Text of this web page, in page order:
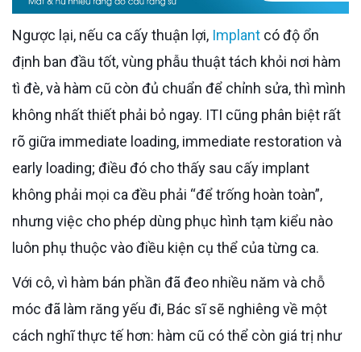
Ngược lại, nếu ca cấy thuận lợi, Implant có độ ổn
định ban đầu tốt, vùng phẫu thuật tách khỏi nơi hàm
tì đè, và hàm cũ còn đủ chuẩn để chỉnh sửa, thì mình
không nhất thiết phải bỏ ngay. ITI cũng phân biệt rất
rõ giữa immediate loading, immediate restoration và
early loading; điều đó cho thấy sau cấy implant
không phải mọi ca đều phải “để trống hoàn toàn”,
nhưng việc cho phép dùng phục hình tạm kiểu nào
luôn phụ thuộc vào điều kiện cụ thể của từng ca.
Với cô, vì hàm bán phần đã đeo nhiều năm và chỗ
móc đã làm răng yếu đi, Bác sĩ sẽ nghiêng về một
cách nghĩ thực tế hơn: hàm cũ có thể còn giá trị như